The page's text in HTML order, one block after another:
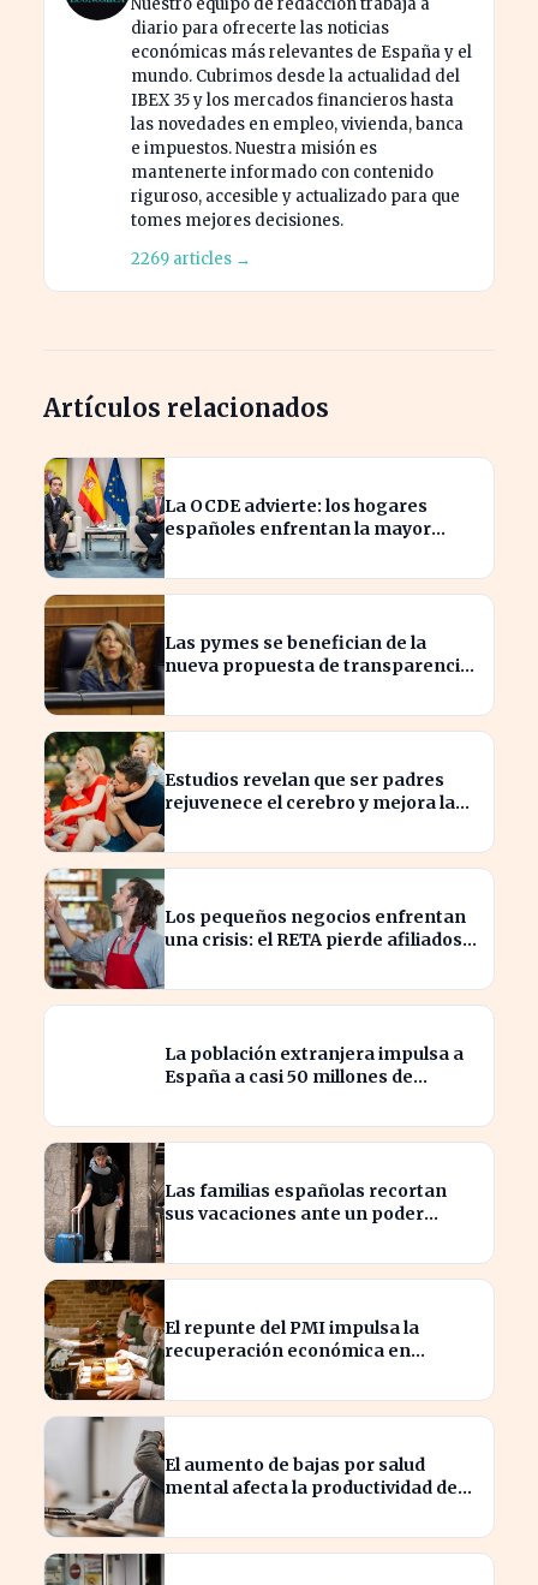
Nuestro equipo de redacción trabaja a
diario para ofrecerte las noticias
económicas más relevantes de España y el
mundo. Cubrimos desde la actualidad del
IBEX 35 y los mercados financieros hasta
las novedades en empleo, vivienda, banca
e impuestos. Nuestra misión es
mantenerte informado con contenido
riguroso, accesible y actualizado para que
tomes mejores decisiones.
2269 articles →
Artículos relacionados
La OCDE advierte: los hogares
españoles enfrentan la mayor
Las pymes se benefician de la
nueva propuesta de transparencia
Estudios revelan que ser padres
rejuvenece el cerebro y mejora la
Los pequeños negocios enfrentan
una crisis: el RETA pierde afiliados
La población extranjera impulsa a
España a casi 50 millones de
Las familias españolas recortan
sus vacaciones ante un poder
El repunte del PMI impulsa la
recuperación económica en
crecimiento
El aumento de bajas por salud
mental afecta la productividad de